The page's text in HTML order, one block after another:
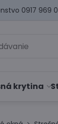
0917 969
krytina